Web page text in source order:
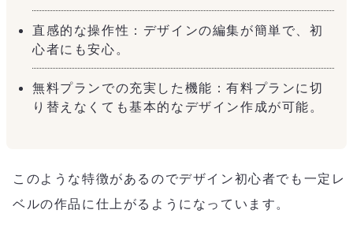
直感的な操作性：デザインの編集が簡単で、初
心者にも安心。
無料プランでの充実した機能：有料プランに切
り替えなくても基本的なデザイン作成が可能。
このような特徴があるのでデザイン初心者でも一定レ
ベルの作品に仕上がるようになっています。